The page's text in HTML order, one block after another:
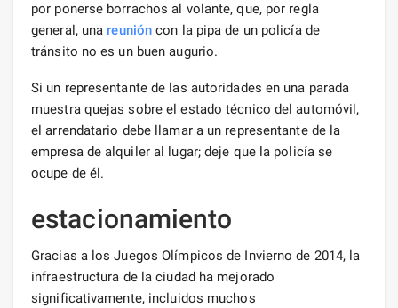
por ponerse borrachos al volante, que, por regla
general, una reunión con la pipa de un policía de
tránsito no es un buen augurio.
Si un representante de las autoridades en una parada
muestra quejas sobre el estado técnico del automóvil,
el arrendatario debe llamar a un representante de la
empresa de alquiler al lugar; deje que la policía se
ocupe de él.
estacionamiento
Gracias a los Juegos Olímpicos de Invierno de 2014, la
infraestructura de la ciudad ha mejorado
significativamente, incluidos muchos